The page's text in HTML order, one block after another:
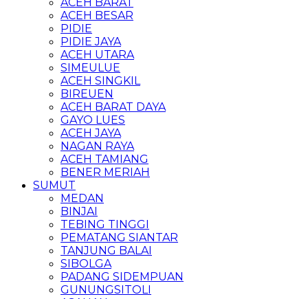
ACEH BESAR
PIDIE
PIDIE JAYA
ACEH UTARA
SIMEULUE
ACEH SINGKIL
BIREUEN
ACEH BARAT DAYA
GAYO LUES
ACEH JAYA
NAGAN RAYA
ACEH TAMIANG
BENER MERIAH
SUMUT
MEDAN
BINJAI
TEBING TINGGI
PEMATANG SIANTAR
TANJUNG BALAI
SIBOLGA
PADANG SIDEMPUAN
GUNUNGSITOLI